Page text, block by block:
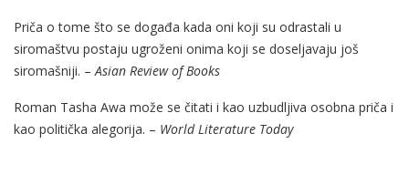
Priča o tome što se događa kada oni koji su odrastali u
siromaštvu postaju ugroženi onima koji se doseljavaju još
siromašniji. – Asian Review of Books
Roman Tasha Awa može se čitati i kao uzbudljiva osobna priča i
kao politička alegorija. – World Literature Today